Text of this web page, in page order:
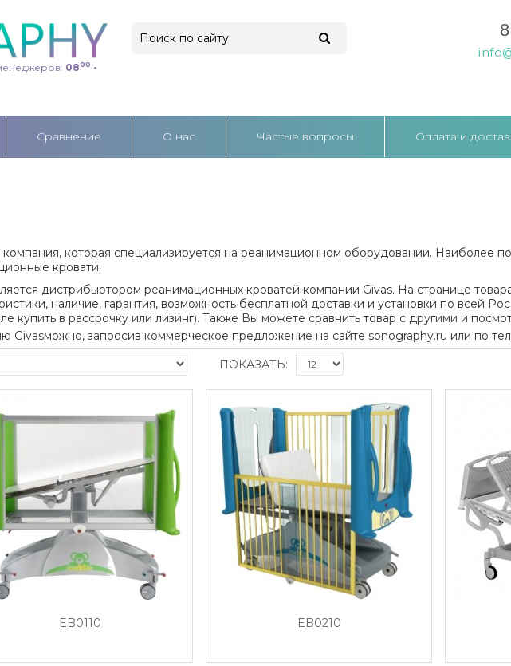
0800 -
Cравнение О нас Частые вопросы Оплата и
компания, которая специализируется на реанимационном оборудовании. Наиболее
кровати.
дистрибьютором реанимационных кроватей компании Givas. На странице
наличие, гарантия, возможность бесплатной доставки и установки по всей
купить в рассрочку или лизинг). Также Вы можете сравнить товар с другими и
Givasможно, запросив коммерческое предложение на сайте sonography.ru или по
ПОКАЗАТЬ:
EB0110 EB0210